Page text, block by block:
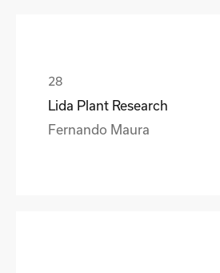
Lida Plant Research
Fernando Maura